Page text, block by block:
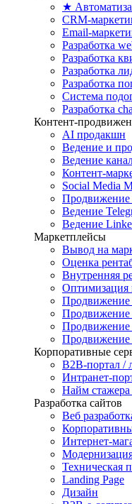
★
CRM-
Email-
Разработка
Разработка
Разработка
Разработка
Система
Разработка
Контент-
AI продакшн
Ведение и
Ведение
Контент-
Social Media
Продвижение
Ведение
Ведение
Маркетплейсы
Вывод на
Оценка
Внутренняя
Оптимизация
Продвижение
Продвижение
Продвижение
Корпоративные
B2B-портал /
Интранет-
Найм
Разработка сайтов
Веб
Интернет-
Техническая
Landing Page
Дизайн